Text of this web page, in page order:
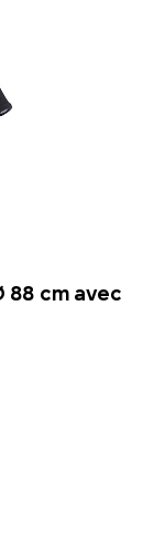
88 cm avec